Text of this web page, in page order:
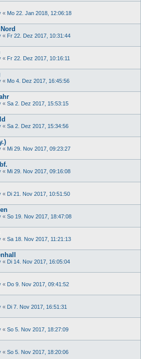
« Mo 22. Jan 2018, 12:06:18
« Fr 22. Dez 2017, 10:31:44
« Fr 22. Dez 2017, 10:16:11
« Mo 4. Dez 2017, 16:45:56
« Sa 2. Dez 2017, 15:53:15
« Sa 2. Dez 2017, 15:34:56
« Mi 29. Nov 2017, 09:23:27
« Mi 29. Nov 2017, 09:16:08
« Di 21. Nov 2017, 10:51:50
« So 19. Nov 2017, 18:47:08
« Sa 18. Nov 2017, 11:21:13
« Di 14. Nov 2017, 16:05:04
« Do 9. Nov 2017, 09:41:52
« Di 7. Nov 2017, 16:51:31
« So 5. Nov 2017, 18:27:09
« So 5. Nov 2017, 18:20:06